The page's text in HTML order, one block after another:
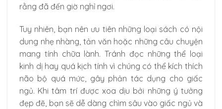
rằng đã đến giờ nghỉ ngơi.
Tuy nhiên, bạn nên ưu tiên những loại sách có nội
dung nhẹ nhàng, tản văn hoặc những câu chuyện
mang tính chữa lành. Tránh đọc những thể loại
kinh dị hay quá kịch tính vì chúng có thể kích thích
não bộ quá mức, gây phản tác dụng cho giấc
ngủ. Khi tâm trí được xoa dịu bởi những ý tưởng
đẹp đẽ, bạn sẽ dễ dàng chìm sâu vào giấc ngủ và